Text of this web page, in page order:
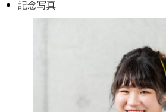
記念写真